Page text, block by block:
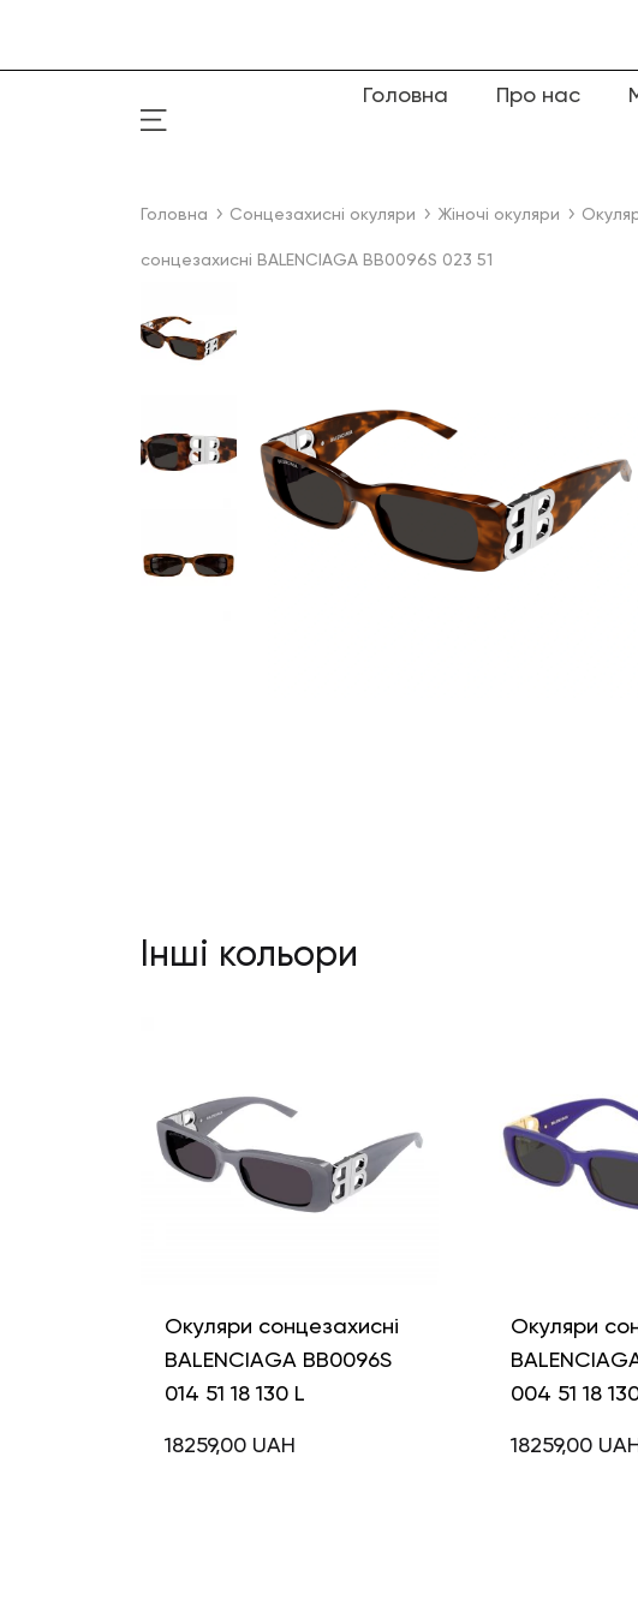
Головна Про нас
Головна Сонцезахисні окуляри Жіночі окуляри
сонцезахисні BALENCIAGA BB0096S 023 51
Інші кольори
Окуляри сонцезахисні
BALENCIAGA BB0096S
014 51 18 130 L
18259,00 UAH
Окуляри
004 51 18
18259,00